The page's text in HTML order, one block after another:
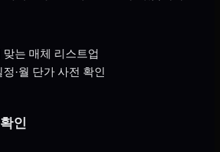
맞는 매체 리스트업
정·월 단가 사전 확인
인